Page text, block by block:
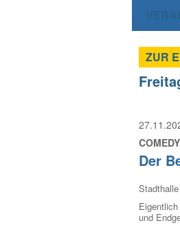
ZUR
COMEDY
Der
und